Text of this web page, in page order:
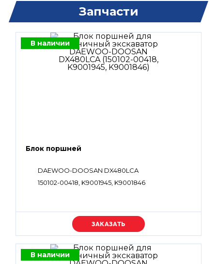
Запчасти
В наличии
Блок поршней
DAEWOO-DOOSAN DX480LCA
150102-00418, K9001945, K9001846
Уточняйте цену
В наличии